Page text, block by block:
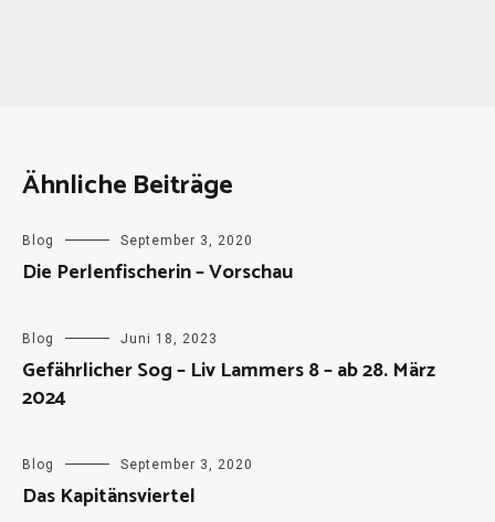
Ähnliche Beiträge
Blog September 3, 2020
Die Perlenfischerin – Vorschau
Blog Juni 18, 2023
Gefährlicher Sog – Liv Lammers 8 – ab 28. März
2024
Blog September 3, 2020
Das Kapitänsviertel